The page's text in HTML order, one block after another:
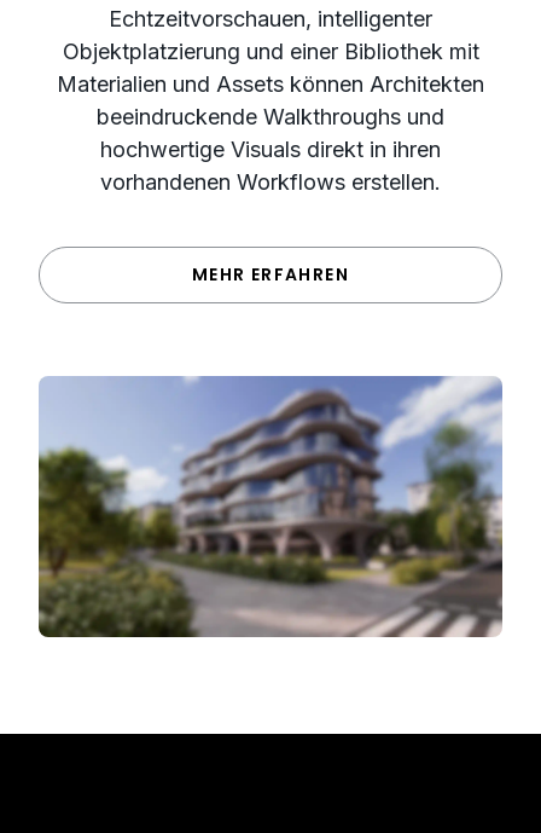
Echtzeitvorschauen, intelligenter
Objektplatzierung und einer Bibliothek mit
Materialien und Assets können Architekten
beeindruckende Walkthroughs und
hochwertige Visuals direkt in ihren
vorhandenen Workflows erstellen.
MEHR ERFAHREN